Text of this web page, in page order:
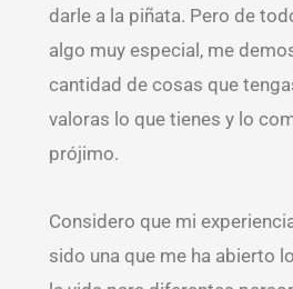
darle a la piñata. Pero de
algo muy especial, me
cantidad de cosas que
valoras lo que tienes y lo
prójimo.
Considero que mi
sido una que me ha abierto